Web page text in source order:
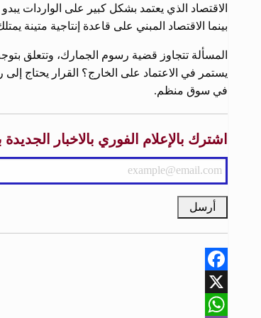
الاقتصاد الذي يعتمد بشكل كبير على الواردات
بينما الاقتصاد المبني على قاعدة إنتاجية متينة
المسألة تتجاوز قضية رسوم الجمارك، وتتعلق
يستمر في الاعتماد على الخارج؟ القرار يحتاج
في سوق منظم.
اشترك بالإعلام الفوري بالاخبار
Facebook
X